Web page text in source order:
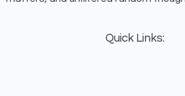
Quick Links: